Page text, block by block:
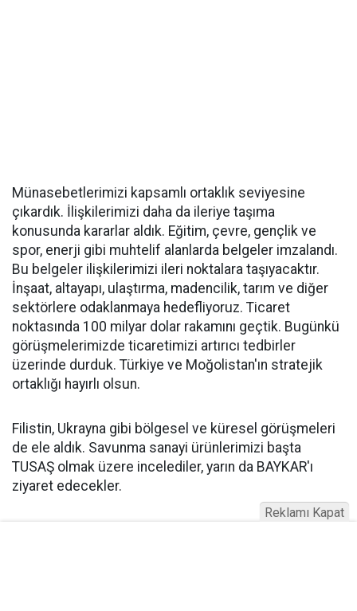
Münasebetlerimizi kapsamlı ortaklık seviyesine
çıkardık. İlişkilerimizi daha da ileriye taşıma
konusunda kararlar aldık. Eğitim, çevre, gençlik ve
spor, enerji gibi muhtelif alanlarda belgeler imzalandı.
Bu belgeler ilişkilerimizi ileri noktalara taşıyacaktır.
İnşaat, altayapı, ulaştırma, madencilik, tarım ve diğer
sektörlere odaklanmaya hedefliyoruz. Ticaret
noktasında 100 milyar dolar rakamını geçtik. Bugünkü
görüşmelerimizde ticaretimizi artırıcı tedbirler
üzerinde durduk. Türkiye ve Moğolistan'ın stratejik
ortaklığı hayırlı olsun.
Filistin, Ukrayna gibi bölgesel ve küresel görüşmeleri
de ele aldık. Savunma sanayi ürünlerimizi başta
TUSAŞ olmak üzere incelediler, yarın da BAYKAR'ı
ziyaret edecekler.
Reklamı Kapat